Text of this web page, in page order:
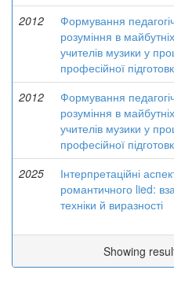
2012
Формування
розуміння в майбутніх
учителів музики у
професійної
2012
Формування
розуміння в майбутніх
учителів музики у
професійної
2025
Інтерпретаційні
романтичного lied:
техніки й виразності
Showing